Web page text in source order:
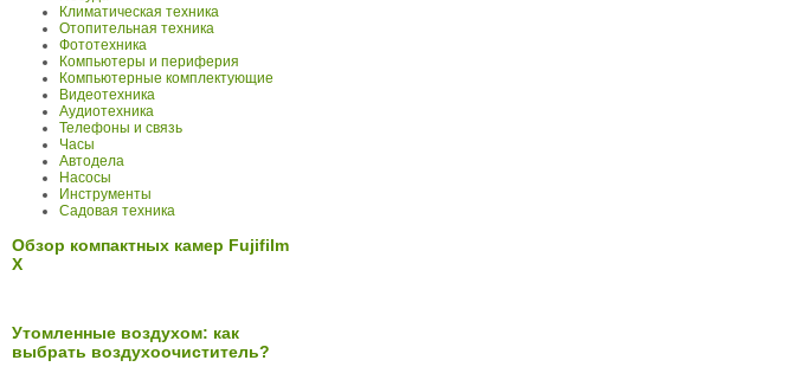
Климатическая техника
Отопительная техника
Фототехника
Компьютеры и периферия
Компьютерные комплектующие
Видеотехника
Аудиотехника
Телефоны и связь
Часы
Автодела
Насосы
Инструменты
Садовая техника
Обзор компактных камер Fujifilm
X
Утомленные воздухом: как
выбрать воздухоочиститель?